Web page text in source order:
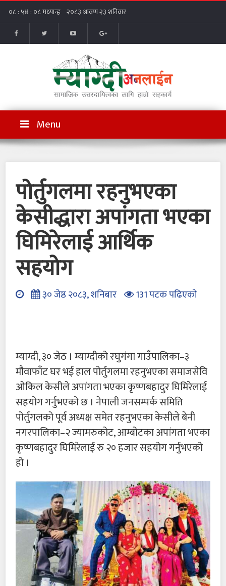
Menu
पोर्तुगलमा रहनुभएका
केसीद्धारा अपांगता भएका
घिमिरेलाई आर्थिक
सहयोग
३० जेष्ठ २०८३, शनिबार 131 पटक पढिएको
म्याग्दी, ३० जेठ । म्याग्दीको रघुगंगा गाउँपालिका–३
मौवाफाँट घर भई हाल पोर्तुगलमा रहनुभएका समाजसेवि
ओकिल केसीले अपांगता भएका कृष्णबहादुर घिमिरेलाई
सहयोग गर्नुभएको छ । नेपाली जनसम्पर्क समिति
पोर्तुगलको पूर्व अध्यक्ष समेत रहनुभएका केसीले बेनी
नगरपालिका–२ ज्यामरुकोट, आम्बोटका अपांगता भएका
कृष्णबहादुर घिमिरेलाई रु २० हजार सहयोग गर्नुभएको
हो ।